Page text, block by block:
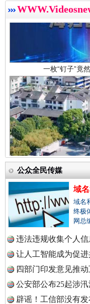
中
中
中
中
中
中
雄关漫
衣柜里
公众全民传媒
域
域名
终极
网总
违法违规收集个人
让人工智能成为促
四部门印发意见推
公安部公布25起涉
辟谣！工信部没有发